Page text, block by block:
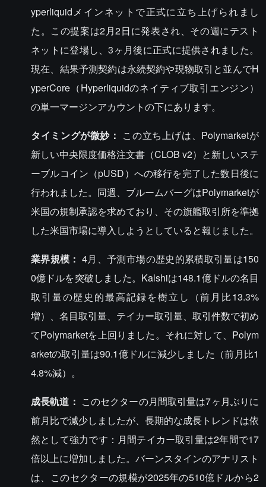
yperliquidメインネットで正式に立ち上げられまし
た。この提案は2月2日に発表され、その週にテスト
ネットに登場し、3ヶ月後に正式に提供されました。
現在、結果予測契約は永続契約や現物取引と並んでH
yperCore（Hyperliquidのネイティブ取引エンジン）
の単一マージンアカウントの下にあります。
タイミングが微妙： この立ち上げは、Polymarketが
新しい中央限度価格注文書（CLOB v2）と新しいステ
ーブルコイン（pUSD）への移行を完了した数日後に
行われました。同週、ブルームバーグはPolymarketが
米国の規制承認を求めており、その旗艦取引所を準拠
した米国市場に導入しようとしていると報じました。
業界規模： 4月、予測市場の歴史的累積取引量は150
0億ドルを突破しました。Kalshiは148.1億ドルの名目
取引量の歴史的最高記録を樹立し（前月比13.3%
増）、名目取引量、テイカー取引量、取引件数で初め
てPolymarketを上回りました。それに対して、Polym
arketの取引量は90.1億ドルに減少しました（前月比1
4.8%減）。
成長軌道： このセクターの月間取引量は7ヶ月ぶりに
前月比で減少しましたが、長期的な成長トレンドは依
然として強力です：月間テイカー取引量は2年間で17
倍以上に増加しました。バーンスタインのアナリスト
は、このセクターの規模が2025年の510億ドルから2